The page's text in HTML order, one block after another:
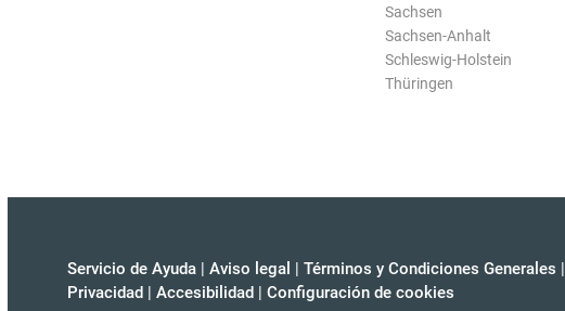
Sachsen
Sachsen-Anhalt
Schleswig-Holstein
Thüringen
Servicio de Ayuda | Aviso legal | Términos y Condiciones Generales |
Privacidad | Accesibilidad | Configuración de cookies